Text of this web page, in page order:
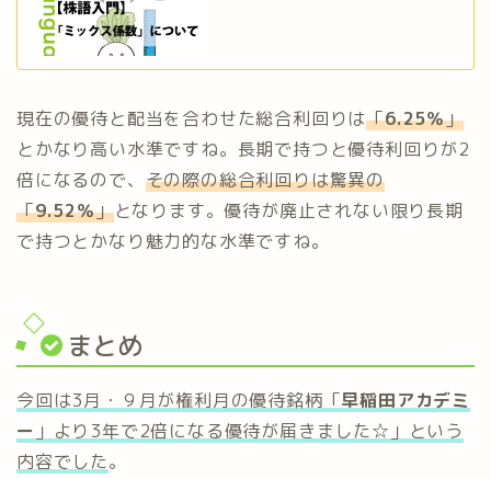
現在の優待と配当を合わせた総合利回りは「6.25％」
とかなり高い水準ですね。長期で持つと優待利回りが2
倍になるので、 その際の総合利回りは驚異の
「9.52％」となります。優待が廃止されない限り長期
で持つとかなり魅力的な水準ですね。
まとめ
今回は3月・９月が権利月の優待銘柄「早稲田アカデミ
ー 」より3年で2倍になる優待が届きました☆」という
内容でした。